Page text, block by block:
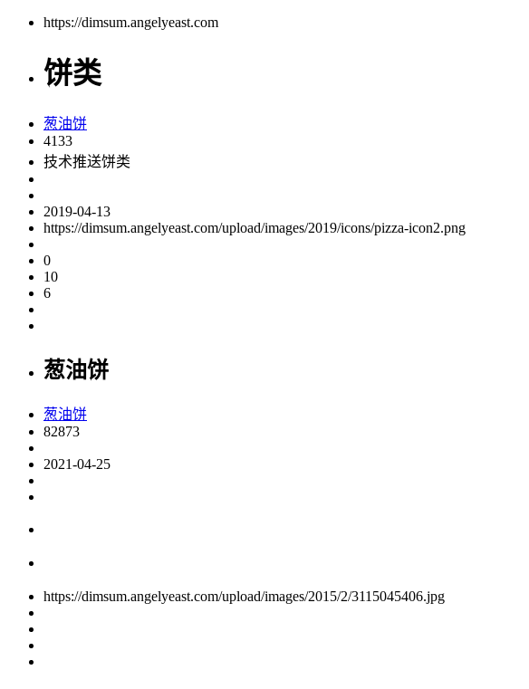
https://dimsum.angelyeast.com
饼类
葱油饼
4133
技术推送饼类
2019-04-13
https://dimsum.angelyeast.com/upload/images/2019/icons/pizza-icon2.png
0
10
6
葱油饼
葱油饼
82873
2021-04-25
https://dimsum.angelyeast.com/upload/images/2015/2/3115045406.jpg